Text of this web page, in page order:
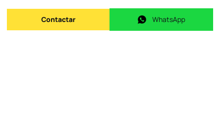
Enviar mensagem
Contactar WhatsApp
WhatsApp